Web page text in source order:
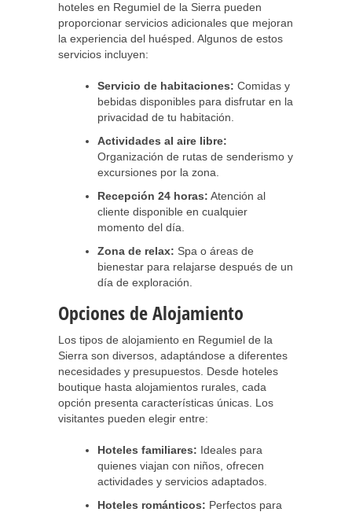
hoteles en Regumiel de la Sierra pueden
proporcionar servicios adicionales que mejoran
la experiencia del huésped. Algunos de estos
servicios incluyen:
Servicio de habitaciones: Comidas y
bebidas disponibles para disfrutar en la
privacidad de tu habitación.
Actividades al aire libre:
Organización de rutas de senderismo y
excursiones por la zona.
Recepción 24 horas: Atención al
cliente disponible en cualquier
momento del día.
Zona de relax: Spa o áreas de
bienestar para relajarse después de un
día de exploración.
Opciones de Alojamiento
Los tipos de alojamiento en Regumiel de la
Sierra son diversos, adaptándose a diferentes
necesidades y presupuestos. Desde hoteles
boutique hasta alojamientos rurales, cada
opción presenta características únicas. Los
visitantes pueden elegir entre:
Hoteles familiares: Ideales para
quienes viajan con niños, ofrecen
actividades y servicios adaptados.
Hoteles románticos: Perfectos para